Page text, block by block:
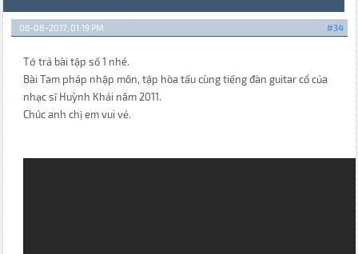
#34
06-08-2017, 01:19 PM
Tớ trả bài tập số 1 nhé.
Bài Tam pháp nhập môn, tập hòa tấu cùng tiếng đàn guitar cổ của
nhạc sĩ Huỳnh Khải năm 2011.
Chúc anh chị em vui vẻ.